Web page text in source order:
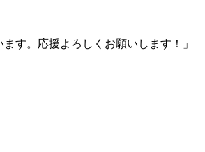
す。応援よろしくお願いします！」